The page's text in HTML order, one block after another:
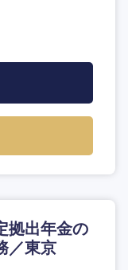
拠出年金の
／東京